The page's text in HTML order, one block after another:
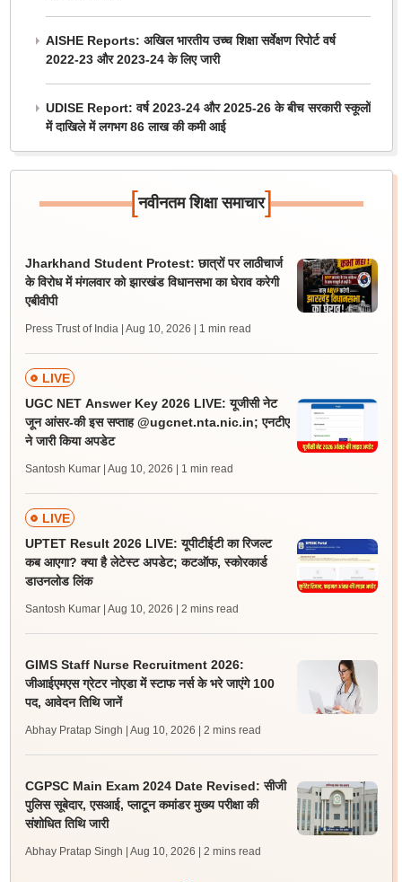
AISHE Reports: अखिल भारतीय उच्च शिक्षा सर्वेक्षण रिपोर्ट वर्ष
2022-23 और 2023-24 के लिए जारी
UDISE Report: वर्ष 2023-24 और 2025-26 के बीच सरकारी स्कूलों
में दाखिले में लगभग 86 लाख की कमी आई
[नवीनतम शिक्षा समाचार]
Jharkhand Student Protest: छात्रों पर लाठीचार्ज
के विरोध में मंगलवार को झारखंड विधानसभा का घेराव करेगी
एबीवीपी
Press Trust of India | Aug 10, 2026 | 1 min read
LIVE
UGC NET Answer Key 2026 LIVE: यूजीसी नेट
जून आंसर-की इस सप्ताह @ugcnet.nta.nic.in; एनटीए
ने जारी किया अपडेट
Santosh Kumar | Aug 10, 2026 | 1 min read
LIVE
UPTET Result 2026 LIVE: यूपीटीईटी का रिजल्ट
कब आएगा? क्या है लेटेस्ट अपडेट; कटऑफ, स्कोरकार्ड
डाउनलोड लिंक
Santosh Kumar | Aug 10, 2026 | 2 mins read
GIMS Staff Nurse Recruitment 2026:
जीआईएमएस ग्रेटर नोएडा में स्टाफ नर्स के भरे जाएंगे 100
पद, आवेदन तिथि जानें
Abhay Pratap Singh | Aug 10, 2026 | 2 mins read
CGPSC Main Exam 2024 Date Revised: सीजी
पुलिस सूबेदार, एसआई, प्लाटून कमांडर मुख्य परीक्षा की
संशोधित तिथि जारी
Abhay Pratap Singh | Aug 10, 2026 | 2 mins read